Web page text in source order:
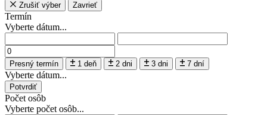
Zrušiť výber Zavrieť
Termín
Vyberte dátum...
Presný termín 1 deň 2 dni 3 dni 7 dní
Vyberte dátum...
Potvrdiť
Počet osôb
Vyberte počet osôb...